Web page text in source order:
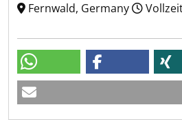
Fernwald, Germany